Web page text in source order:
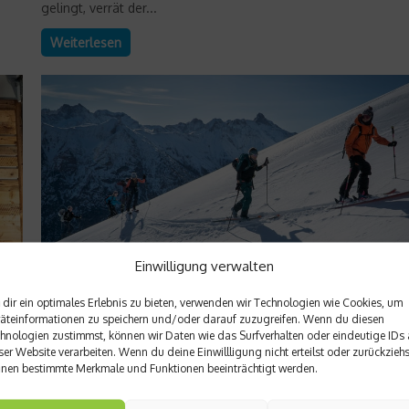
Einwilligung verwalten
dir ein optimales Erlebnis zu bieten, verwenden wir Technologien wie Cookies, um
zu speichern und/oder darauf zuzugreifen. Wenn du diesen
zustimmst, können wir Daten wie das Surfverhalten oder eindeutige IDs
Website verarbeiten. Wenn du deine Einwillligung nicht erteilst oder
bestimmte Merkmale und Funktionen beeinträchtigt werden.
gelingt, verrät der...
Weiterlesen
Richtig trainieren
Sicher in den Powder: Skitourentage im
Skitouren abseits trubeliger Pisten haben ihren ganz
Reiz, doch sie erfordern ein hohes Maß an Kenntnissen,